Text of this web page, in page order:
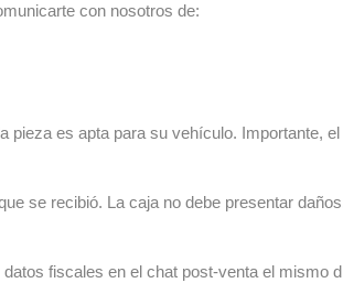
con nosotros de:
es apta para su vehículo. Importante,
se recibió. La caja no debe presentar
fiscales en el chat post-venta el mismo